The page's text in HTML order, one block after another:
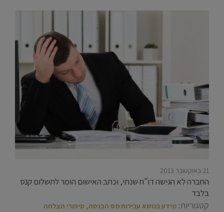
21 באוקטובר 2013
החברה לא הגישה דו"ח שנתי, וכתב האישום הומר לתשלום קנס
בלבד
קטגוריות: מידע בנושא עבירות מס הכנסה, סיפורי הצלחה